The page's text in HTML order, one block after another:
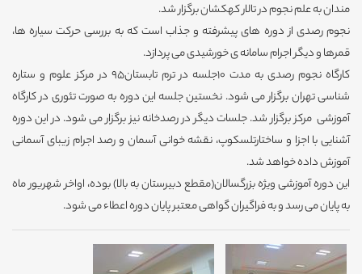
مندان به علم نجوم در تالار کهکشان برگزار شد.
نجوم رصدی از دوره های پیشرفته و جذاب است که به بررسی حرکت سیاره ها،
قمرها و دیگر اجرام سامانه ی خورشیدی می پردازد.
کارگاه نجوم رصدی به مدت 10جلسه در ترم تابستان95 در مرکز علوم و ستاره
شناسی تهران برگزار می شود. نخستین جلسه این دوره به صورت تئوری در کارگاه
آموزشی مرکز برگزار شد. جلسات دیگر در رصدخانه نیز برگزار می شود. در این دوره
آشنایی با اجزا و ساختارتلسکوپ، نقشه خوانی آسمان و رصد اجرام زیبای آسمانی
آموزش داده خواهد شد.
این دوره آموزشی ویژه بزرگسالان(مقطع دبیرستان به بالا) بوده، اواخر شهریور ماه
به پایان می رسد و به فراگیران گواهی معتبر پایان دوره اعطاء می شود.